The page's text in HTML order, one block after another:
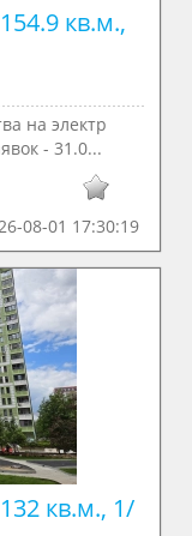
кв.м.,
на электр
- 31.0...
08-01 17:30:19
кв.м., 1/